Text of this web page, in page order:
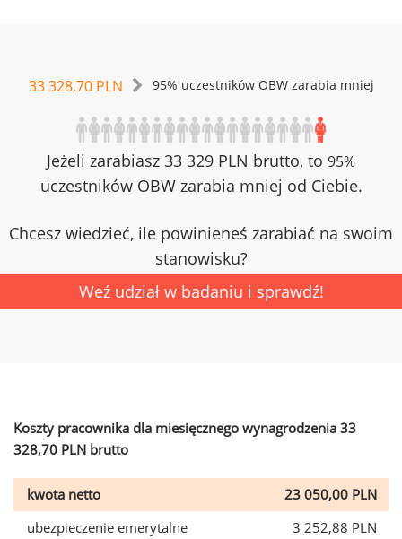
33 328,70 PLN 95% uczestników OBW zarabia mniej
Jeżeli zarabiasz 33 329 PLN brutto, to 95%
uczestników OBW zarabia mniej od Ciebie.
Chcesz wiedzieć, ile powinieneś zarabiać na swoim
stanowisku?
Weź udział w badaniu i sprawdź!
Koszty pracownika dla miesięcznego wynagrodzenia 33
328,70 PLN brutto
kwota netto
23 050,00 PLN
ubezpieczenie emerytalne
3 252,88 PLN